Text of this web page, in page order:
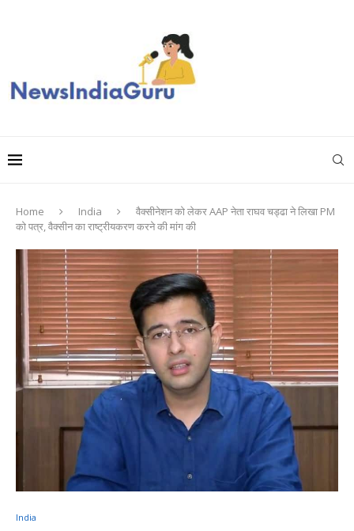
Home India
वैक्सीनेशन को लेकर AAP नेता राघव चड्ढा ने लिखा PM
को पत्र, वैक्सीन का राष्ट्रीयकरण करने की मांग की
India